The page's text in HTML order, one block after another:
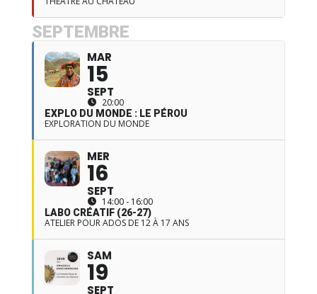
SEPTEMBRE
MAR
15
SEPT
20:00
EXPLO DU MONDE : LE PÉROU
EXPLORATION DU MONDE
MER
16
SEPT
14:00 - 16:00
LABO CRÉATIF (26-27)
ATELIER POUR ADOS DE 12 À 17 ANS
SAM
19
SEPT